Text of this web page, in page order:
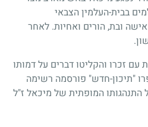
בבית-העלמין הצבאי
ובת, הורים ואחיות. לאחר
עם זכרו והקליטו דברים על דמותו
"תיכון-חדש" פורסמה רשימה
התנהגותו המופתית של מיכאל ז"ל